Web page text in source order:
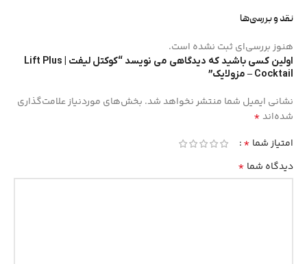
نقد و بررسی‌ها
هنوز بررسی‌ای ثبت نشده است.
اولین کسی باشید که دیدگاهی می نویسد “کوکتل لیفت | Lift Plus
Cocktail – مزولایک”
نشانی ایمیل شما منتشر نخواهد شد. بخش‌های موردنیاز علامت‌گذاری
شده‌اند*
امتیاز شما *
دیدگاه شما *